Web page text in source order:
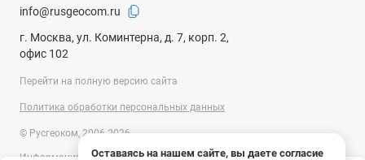
Оставаясь на нашем сайте, вы даете согласие
info@rusgeocom.ru
г. Москва, ул. Коминтерна, д. 7, корп. 2,
офис 102
Перейти на полную версию сайта
Политика обработки персональных данных
© Русгеоком, 2006-2026
Информация на сайте носит справочный характер и не является